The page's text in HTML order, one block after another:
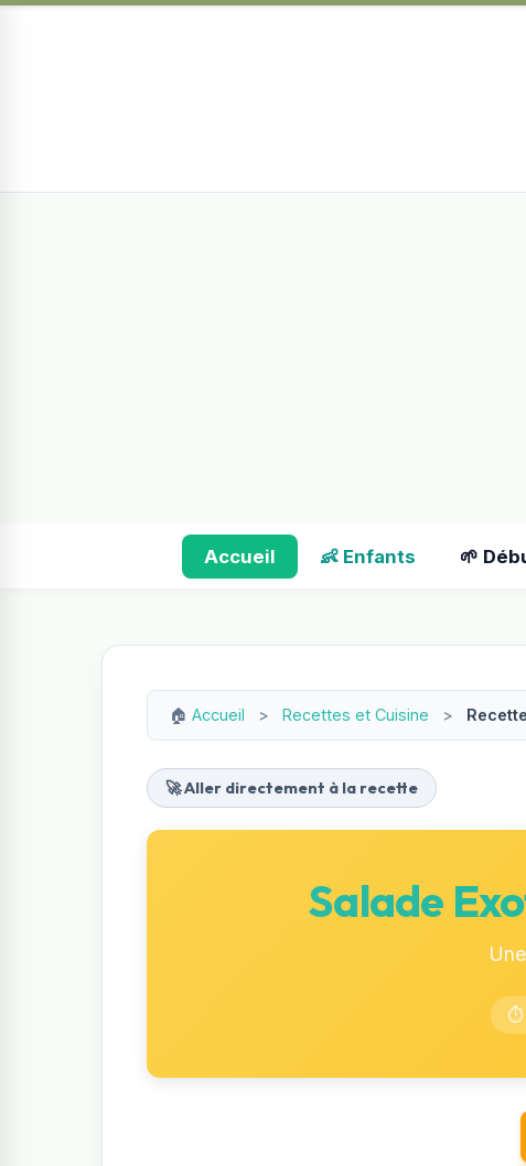
Accueil 👶 Enfants 🌱
🏠 Accueil > Recettes et Cuisine >
🚀 Aller directement à la recette
Salade
⏱️